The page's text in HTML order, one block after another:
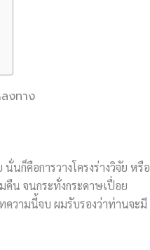
งทาง
ก็คือการวางโครงร่างวิจัย หรือ
คืน จนกระทั่งกระดาษเปื่อย
วามนี้จบ ผมรับรองว่าท่านจะมี